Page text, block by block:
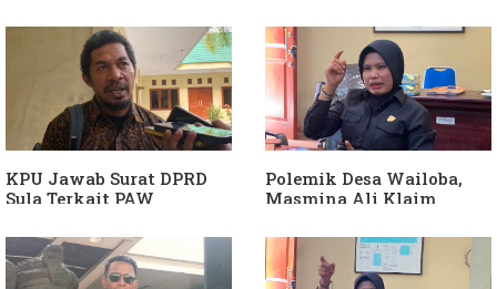
Diduga Jadikan
Keponakan "ATM
Berjalan"
APH Usut Dugaan
Penyimpangan Dana Desa
KPU Jawab Surat DPRD
Sula Terkait PAW
Hanura
Polemik Desa Wailoba,
Masmina Ali Klaim
Keterlibatan Ketua PKB
Sula